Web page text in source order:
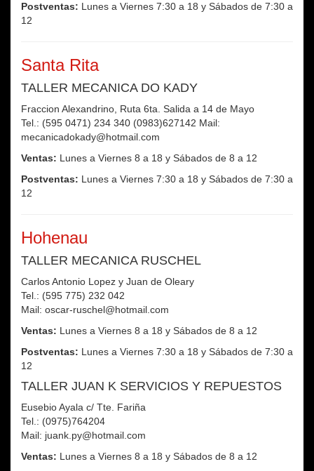
Postventas: Lunes a Viernes 7:30 a 18 y Sábados de 7:30 a
12
Santa Rita
TALLER MECANICA DO KADY
Fraccion Alexandrino, Ruta 6ta. Salida a 14 de Mayo
Tel.: (595 0471) 234 340 (0983)627142 Mail:
mecanicadokady@hotmail.com
Ventas: Lunes a Viernes 8 a 18 y Sábados de 8 a 12
Postventas: Lunes a Viernes 7:30 a 18 y Sábados de 7:30 a
12
Hohenau
TALLER MECANICA RUSCHEL
Carlos Antonio Lopez y Juan de Oleary
Tel.: (595 775) 232 042
Mail: oscar-ruschel@hotmail.com
Ventas: Lunes a Viernes 8 a 18 y Sábados de 8 a 12
Postventas: Lunes a Viernes 7:30 a 18 y Sábados de 7:30 a
12
TALLER JUAN K SERVICIOS Y REPUESTOS
Eusebio Ayala c/ Tte. Fariña
Tel.: (0975)764204
Mail: juank.py@hotmail.com
Ventas: Lunes a Viernes 8 a 18 y Sábados de 8 a 12